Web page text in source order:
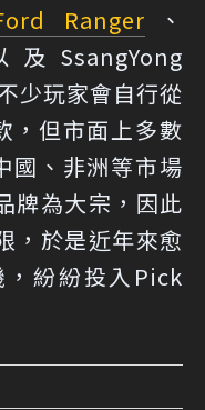
Ranger 、
及SsangYong
少玩家會自行從
，但市面上多數
國、非洲等市場
牌為大宗，因此
，於是近年來愈
紛紛投入Pick